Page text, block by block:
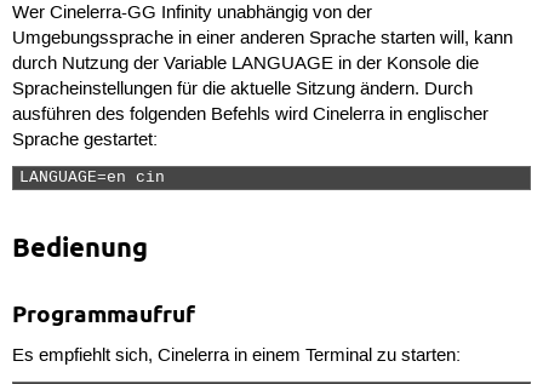
Wer Cinelerra-GG Infinity unabhängig von der
Umgebungssprache in einer anderen Sprache starten will, kann
durch Nutzung der Variable LANGUAGE in der Konsole die
Spracheinstellungen für die aktuelle Sitzung ändern. Durch
ausführen des folgenden Befehls wird Cinelerra in englischer
Sprache gestartet:
LANGUAGE=en cin
Bedienung
Programmaufruf
Es empfiehlt sich, Cinelerra in einem Terminal zu starten: